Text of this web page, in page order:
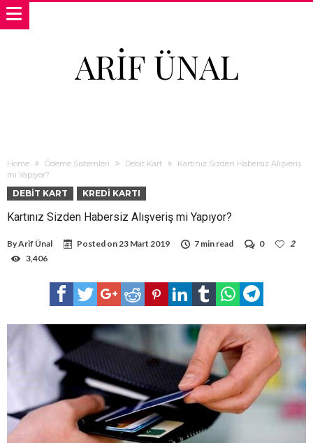
ARIF ÜNAL
Home Ödeme Sistemleri Debit Kart
Kartınız Sizden Habersiz Alışveriş
mi Yapıyor?
DEBIT KART KREDI KARTI
Kartınız Sizden Habersiz Alışveriş mi Yapıyor?
ByArif Ünal Posted on23 Mart 2019 7 min read 0
2
3,406